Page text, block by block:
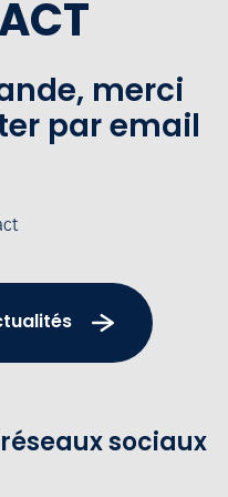
merci
par email
sociaux